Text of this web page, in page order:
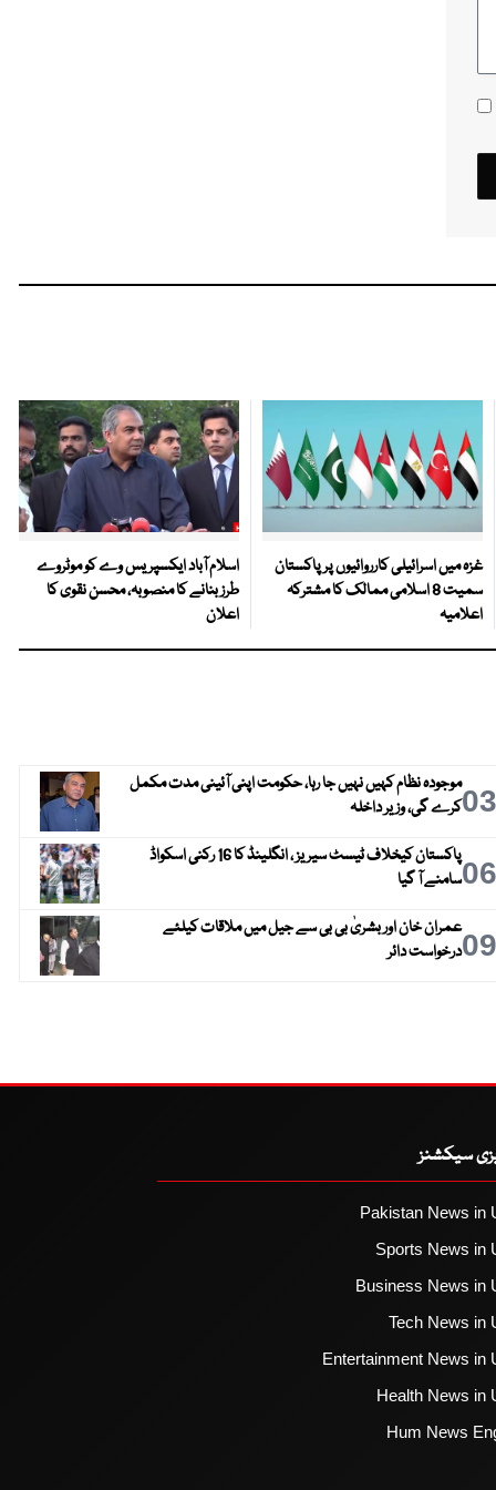
غزہ میں اسرائیلی کارروائیوں پر پاکستان
سمیت 8 اسلامی ممالک کا مشترکہ
اعلامیہ
اسلام آباد ایکسپریس وے کو موٹروے
طرز بنانے کا منصوبہ، محسن نقوی کا
اعلان
03موجودہ نظام کہیں نہیں جا رہا، حکومت اپنی آئینی مدت مکمل
کرے گی، وزیر داخلہ
06
پاکستان کیخلاف ٹیسٹ سیریز ، انگلینڈ کا 16 رکنی اسکواڈ
سامنے آ گیا
09عمران خان اور بشریٰ بی بی سے جیل میں ملاقات کیلئے
درخواست دائر
سیکشنز
Pakistan News in
Sports News in
Business News in
Tech News in
Entertainment News in
Health News in
Hum News